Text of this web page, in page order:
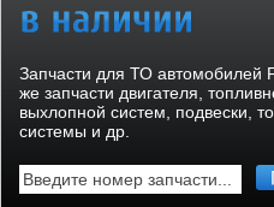
Запчасти для ТО автомобилей
же запчасти двигателя,
выхлопной систем, подвески,
системы и др.